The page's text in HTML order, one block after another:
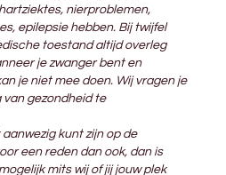
nierproblemen,
epilepsie hebben. Bij twijfel
toestand altijd overleg
je zwanger bent en
je niet mee doen. Wij vragen je
gezondheid te
kunt zijn op de
een reden dan ook, dan is
mits wij of jij jouw plek